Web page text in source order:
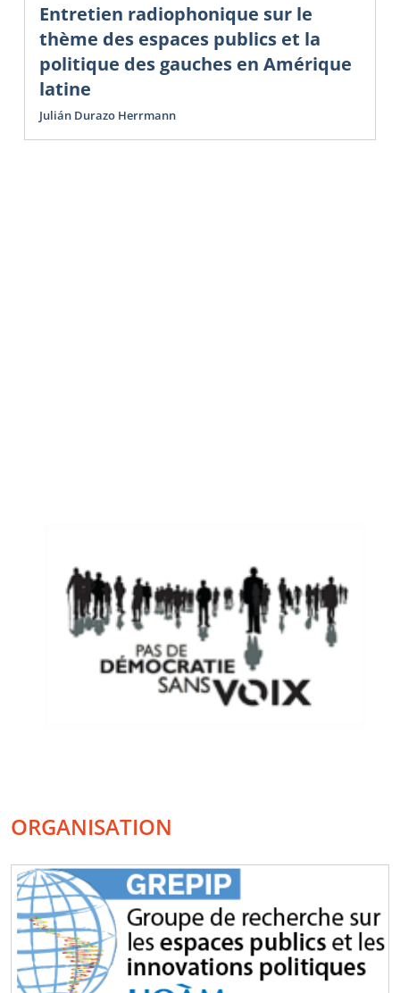
Entretien radiophonique sur le
thème des espaces publics et la
politique des gauches en Amérique
latine
Julián Durazo Herrmann
ORGANISATION